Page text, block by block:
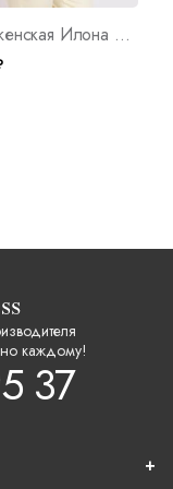
Блуза женская Илона Арт. 2370
каждому!
37